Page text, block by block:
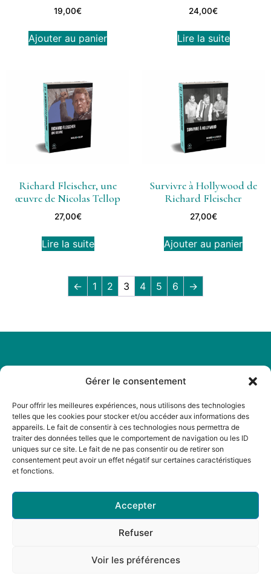
Gérer le consentement
Pour offrir les meilleures expériences, nous utilisons des technologies
telles que les cookies pour stocker et/ou accéder aux informations des
appareils. Le fait de consentir à ces technologies nous permettra de
traiter des données telles que le comportement de navigation ou les ID
uniques sur ce site. Le fait de ne pas consentir ou de retirer son
consentement peut avoir un effet négatif sur certaines caractéristiques
et fonctions.
Accepter
Refuser
Voir les préférences
19,00€
Ajouter au panier
24,00€
Lire la suite
Richard Fleischer, une
œuvre de Nicolas Tellop
27,00€
Lire la suite
Survivre à Hollywood de
Richard Fleischer
27,00€
Ajouter au panier
← 1 2 3 4 5 6 →
Accueil
A propos
Actualités
Boutique
Contact
Mentions
légales
Politique de
cookies
Politique de
CGV